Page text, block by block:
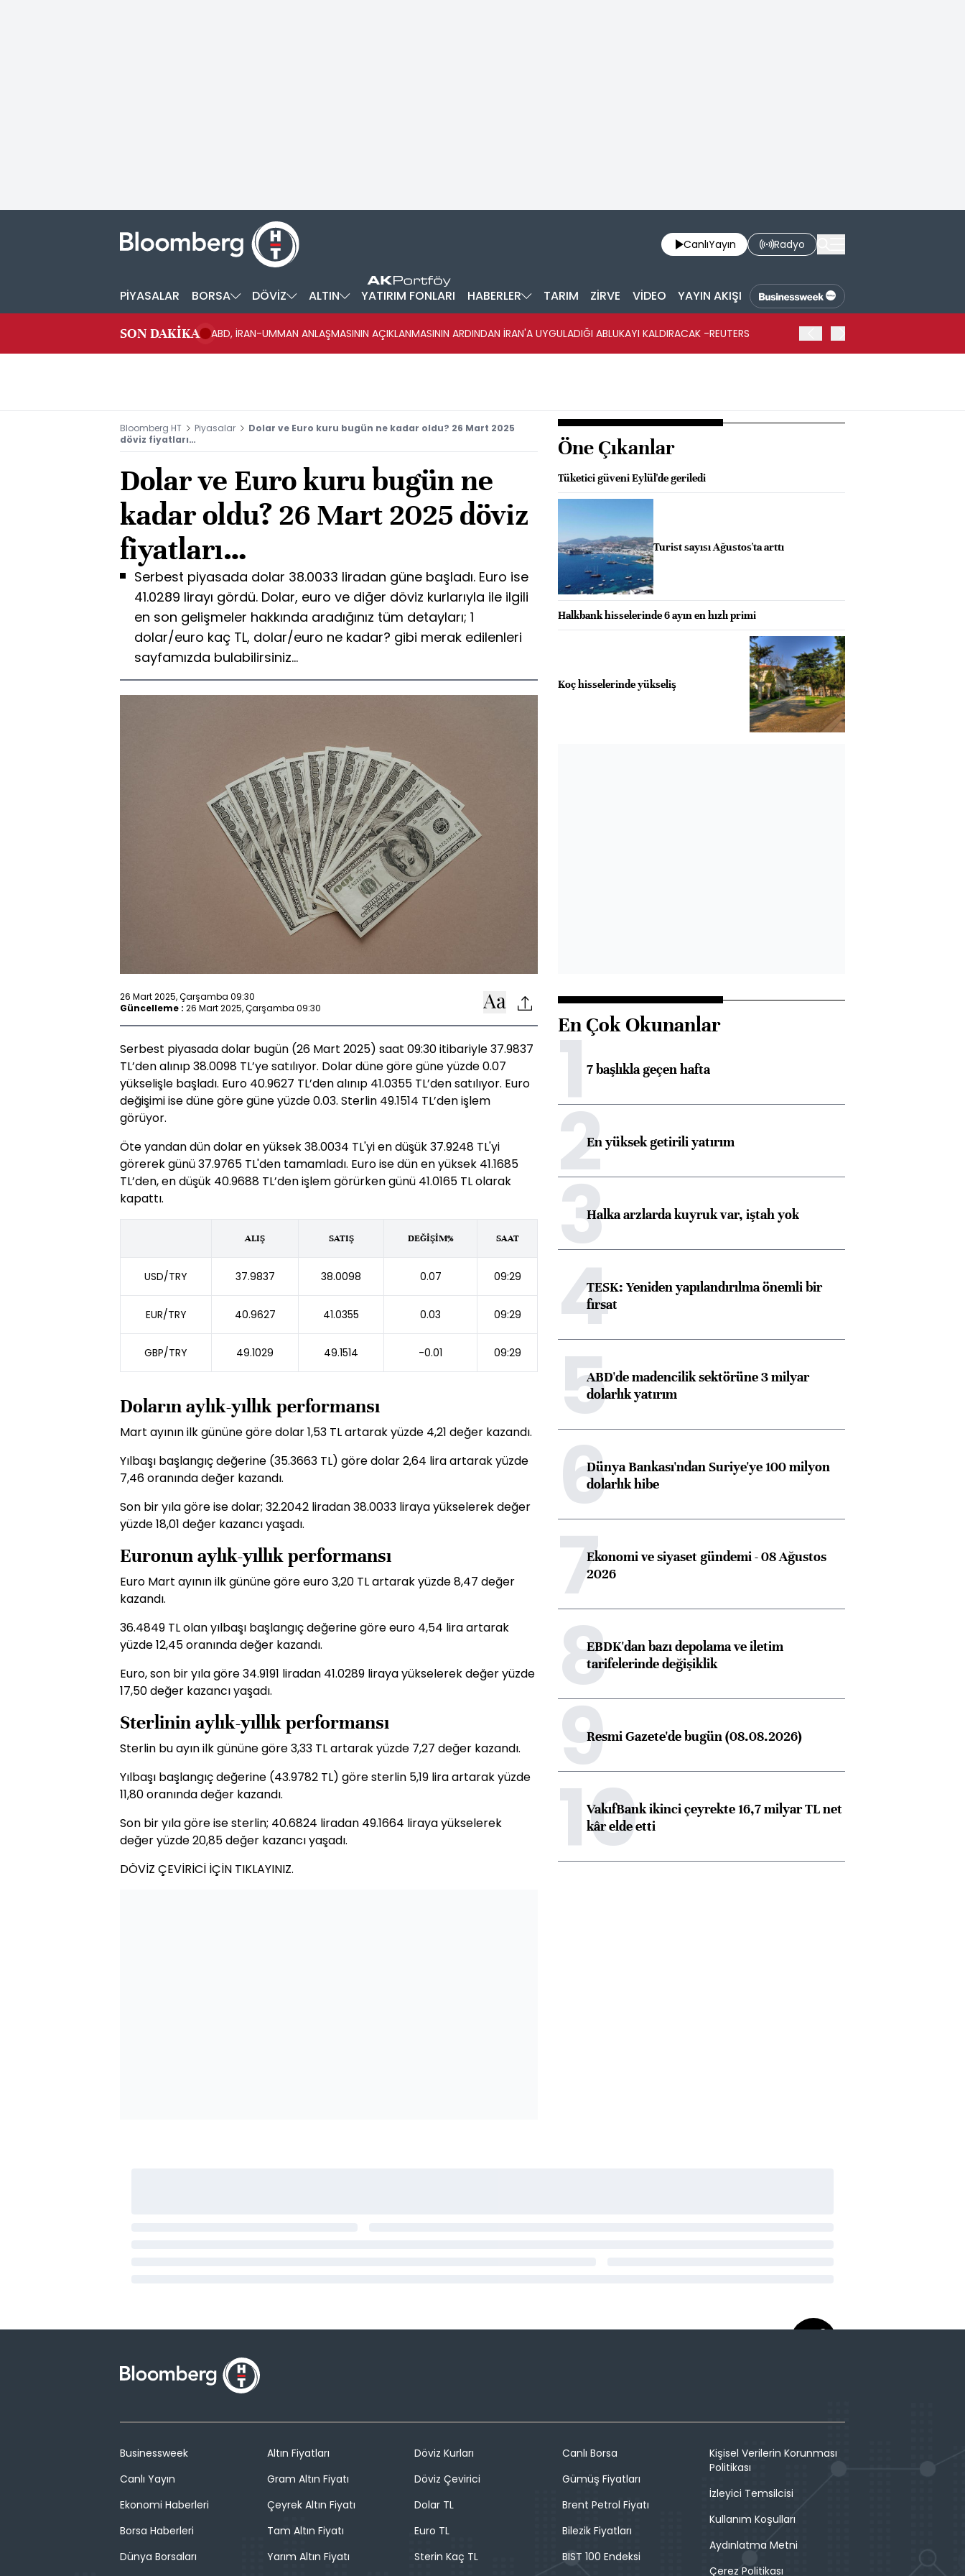
CanlıYayın Radyo
PİYASALAR BORSA DÖVİZ ALTIN YATIRIM FONLARI HABERLER TARIM ZİRVE VİDEO YAYIN AKIŞI
SON DAKİKA ABD, İRAN-UMMAN ANLAŞMASININ AÇIKLANMASININ ARDINDAN İRAN'A UYGULADIĞI ABLUKAYI KALDIRACAK -REUTERS
Bloomberg HT Piyasalar
Dolar ve Euro kuru bugün ne kadar oldu? 26 Mart 2025
döviz fiyatları…
Dolar ve Euro kuru bugün ne
kadar oldu? 26 Mart 2025 döviz
fiyatları…
Serbest piyasada dolar 38.0033 liradan güne başladı. Euro ise
41.0289 lirayı gördü. Dolar, euro ve diğer döviz kurlarıyla ile ilgili
en son gelişmeler hakkında aradığınız tüm detayları; 1
dolar/euro kaç TL, dolar/euro ne kadar? gibi merak edilenleri
sayfamızda bulabilirsiniz...
26 Mart 2025, Çarşamba 09:30
Güncelleme : 26 Mart 2025, Çarşamba 09:30
Serbest piyasada dolar bugün (26 Mart 2025) saat 09:30 itibariyle 37.9837
TL’den alınıp 38.0098 TL’ye satılıyor. Dolar düne göre güne yüzde 0.07
yükselişle başladı. Euro 40.9627 TL’den alınıp 41.0355 TL’den satılıyor. Euro
değişimi ise düne göre güne yüzde 0.03. Sterlin 49.1514 TL’den işlem
görüyor.
Öte yandan dün dolar en yüksek 38.0034 TL'yi en düşük 37.9248 TL'yi
görerek günü 37.9765 TL'den tamamladı. Euro ise dün en yüksek 41.1685
TL’den, en düşük 40.9688 TL’den işlem görürken günü 41.0165 TL olarak
kapattı.
ALIŞ SATIŞ DEĞİŞİM% SAAT
USD/TRY 37.9837 38.0098 0.07 09:29
EUR/TRY 40.9627 41.0355 0.03 09:29
GBP/TRY 49.1029 49.1514 -0.01 09:29
Doların aylık-yıllık performansı
Mart ayının ilk gününe göre dolar 1,53 TL artarak yüzde 4,21 değer kazandı.
Yılbaşı başlangıç değerine (35.3663 TL) göre dolar 2,64 lira artarak yüzde
7,46 oranında değer kazandı.
Son bir yıla göre ise dolar; 32.2042 liradan 38.0033 liraya yükselerek değer
yüzde 18,01 değer kazancı yaşadı.
Euronun aylık-yıllık performansı
Euro Mart ayının ilk gününe göre euro 3,20 TL artarak yüzde 8,47 değer
kazandı.
36.4849 TL olan yılbaşı başlangıç değerine göre euro 4,54 lira artarak
yüzde 12,45 oranında değer kazandı.
Euro, son bir yıla göre 34.9191 liradan 41.0289 liraya yükselerek değer yüzde
17,50 değer kazancı yaşadı.
Sterlinin aylık-yıllık performansı
Sterlin bu ayın ilk gününe göre 3,33 TL artarak yüzde 7,27 değer kazandı.
Yılbaşı başlangıç değerine (43.9782 TL) göre sterlin 5,19 lira artarak yüzde
11,80 oranında değer kazandı.
Son bir yıla göre ise sterlin; 40.6824 liradan 49.1664 liraya yükselerek
değer yüzde 20,85 değer kazancı yaşadı.
DÖVİZ ÇEVİRİCİ İÇİN TIKLAYINIZ.
Öne Çıkanlar
Tüketici güveni Eylül'de geriledi
Turist sayısı Ağustos'ta arttı
Halkbank hisselerinde 6 ayın en hızlı primi
Koç hisselerinde yükseliş
En Çok Okunanlar
17 başlıkla geçen hafta
2En yüksek getirili yatırım
3Halka arzlarda kuyruk var, iştah yok
4TESK: Yeniden yapılandırılma önemli bir
fırsat
5ABD'de madencilik sektörüne 3 milyar
dolarlık yatırım
6Dünya Bankası'ndan Suriye'ye 100 milyon
dolarlık hibe
7Ekonomi ve siyaset gündemi - 08 Ağustos
2026
8EBDK'dan bazı depolama ve iletim
tarifelerinde değişiklik
9Resmi Gazete'de bugün (08.08.2026)
10
VakıfBank ikinci çeyrekte 16,7 milyar TL net
kâr elde etti
Businessweek
Canlı Yayın
Ekonomi Haberleri
Borsa Haberleri
Dünya Borsaları
Altın Fiyatları
Gram Altın Fiyatı
Çeyrek Altın Fiyatı
Tam Altın Fiyatı
Yarım Altın Fiyatı
Döviz Kurları
Döviz Çevirici
Dolar TL
Euro TL
Sterin Kaç TL
Canlı Borsa
Gümüş Fiyatları
Brent Petrol Fiyatı
Bilezik Fiyatları
BIST 100 Endeksi
Kişisel Verilerin Korunması
Politikası
İzleyici Temsilcisi
Kullanım Koşulları
Aydınlatma Metni
Çerez Politikası